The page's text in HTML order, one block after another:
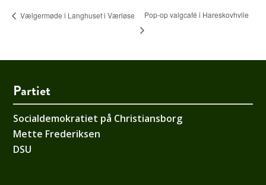
Vælgermøde i Langhuset i Værløse Pop-op valgcafé i Hareskovhvile
Partiet
Socialdemokratiet på Christiansborg
Mette Frederiksen
DSU